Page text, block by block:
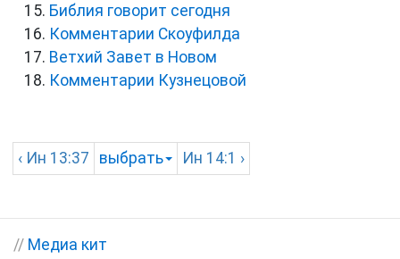
Библия говорит сегодня
Комментарии Скоуфилда
Ветхий Завет в Новом
Комментарии Кузнецовой
‹ Ин 13:37 выбрать Ин 14:1 ›
// Медиа кит